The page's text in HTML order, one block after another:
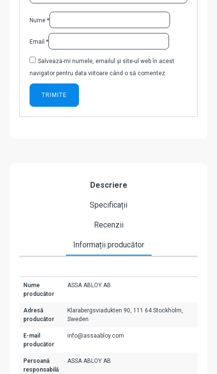
Nume *
Email *
Salvează-mi numele, emailul și site-ul web în acest
navigator pentru data viitoare când o să comentez.
Descriere
Specificații
Recenzii
Informații producător
Nume
producător
ASSA ABLOY AB
Adresă
producător
Klarabergsviadukten 90, 111 64 Stockholm,
Sweden
E-mail
producător
info@assaabloy.com
Persoană
responsabilă
ASSA ABLOY AB